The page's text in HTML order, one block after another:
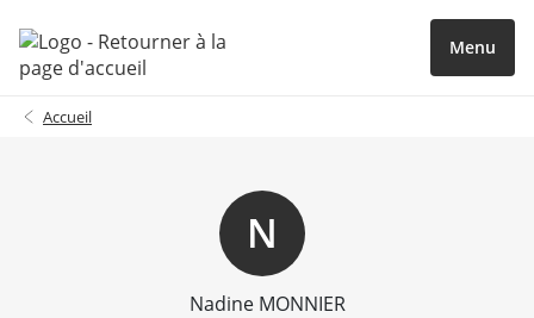
Menu
Accueil
N
Nadine MONNIER